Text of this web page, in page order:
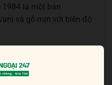
là một bản
và gỗ mịn với biên độ
một số gia vị cùng hoa
tuyệt vời giữa các hương